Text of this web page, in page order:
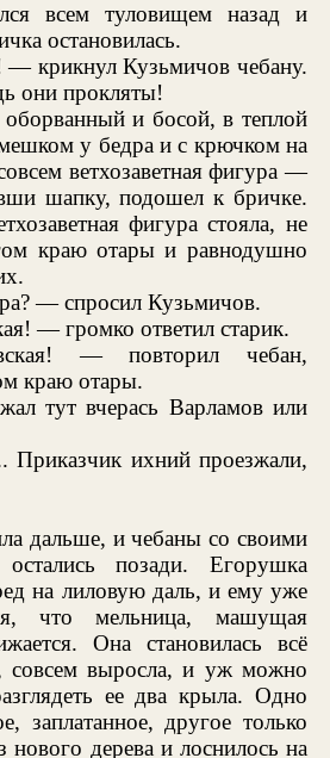
всем туловищем назад и
остановилась.
крикнул Кузьмичов чебану.
они прокляты!
оборванный и босой, в теплой
у бедра и с крючком на
ветхозаветная фигура —
шапку, подошел к бричке.
фигура стояла, не
краю отары и равнодушно
— спросил Кузьмичов.
— громко ответил старик.
— повторил чебан,
краю отары.
тут вчерась Варламов или
ихний проезжали,
дальше, и чебаны со своими
позади. Егорушка
на лиловую даль, и ему уже
что мельница, машущая
Она становилась всё
совсем выросла, и уж можно
ее два крыла. Одно
заплатанное, другое только
нового дерева и лоснилось на